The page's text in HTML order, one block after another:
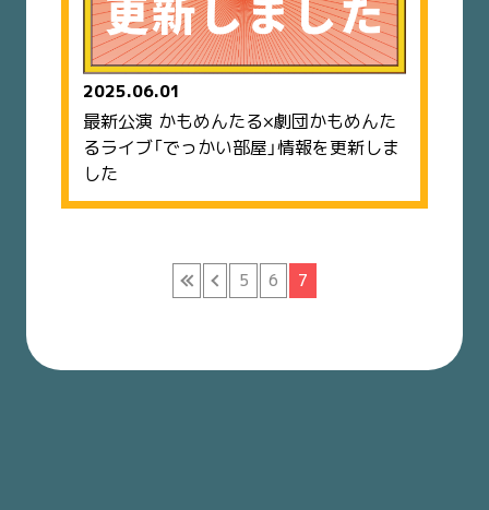
2025.06.01
最新公演 かもめんたる×劇団かもめんた
るライブ「でっかい部屋」情報を更新しま
した
« ‹ 5 6 7